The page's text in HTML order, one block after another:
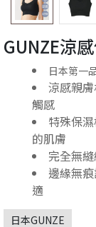
GUNZE涼
日本第一
涼感親
觸感
特殊保
的肌膚
完全無
邊緣無
適
日本GUNZE